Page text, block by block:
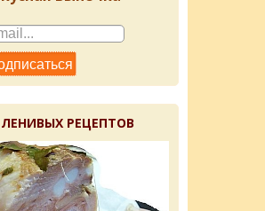
ЛЕНИВЫХ РЕЦЕПТОВ